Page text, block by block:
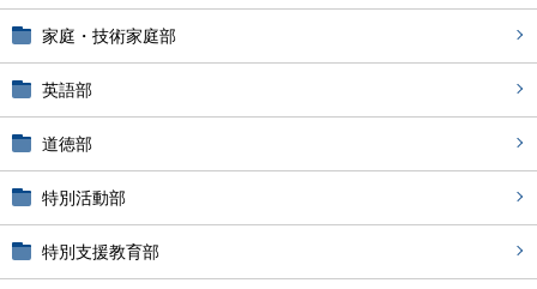
家庭・技術家庭部
英語部
道徳部
特別活動部
特別支援教育部